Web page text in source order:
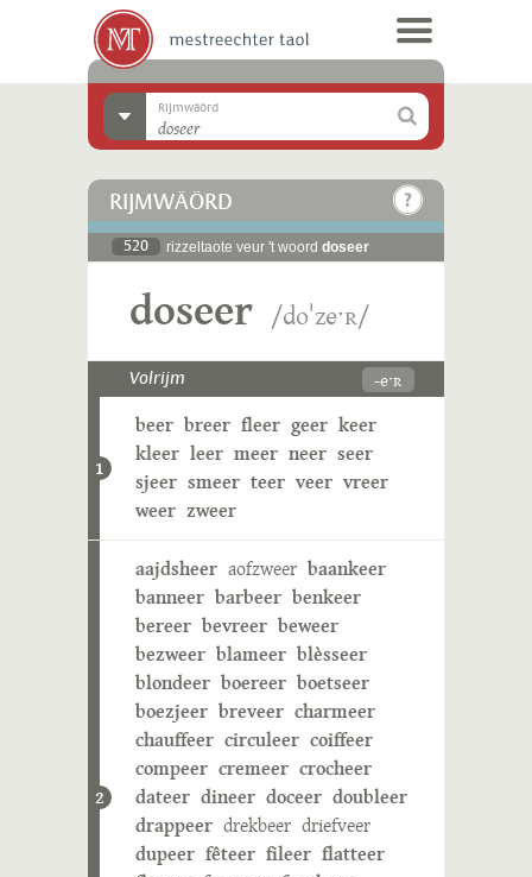
Rijmwäörd
RIJMWÄÖRD
520 rizzeltaote veur 't woord doseer
doseer /doˈzeˑʀ/
Volrijm -eˑʀ
1
beer breer fleer geer keer
kleer leer meer neer seer
sjeer smeer teer veer vreer
weer zweer
2
aajdsheer aofzweer baankeer
banneer barbeer benkeer
bereer bevreer beweer
bezweer blameer blèsseer
blondeer boereer boetseer
boezjeer breveer charmeer
chauffeer circuleer coiffeer
compeer cremeer crocheer
dateer dineer doceer doubleer
drappeer drekbeer driefveer
dupeer fêteer fileer flatteer